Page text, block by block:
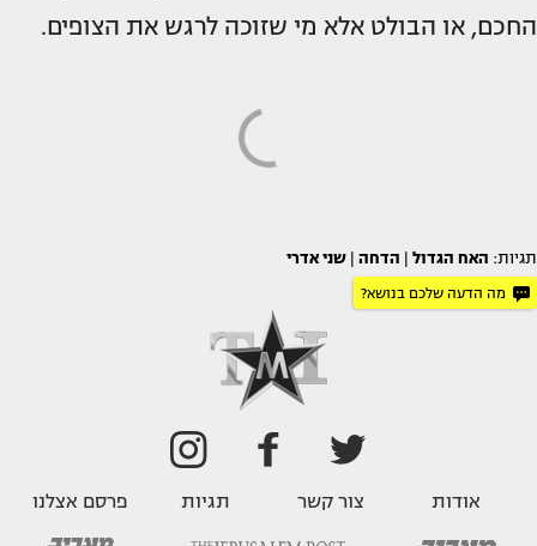
החכם, או הבולט אלא מי שזוכה לרגש את הצופים.
תגיות: האח הגדול הדחה שני אדרי
מה הדעה שלכם בנושא?
אודות צור קשר תגיות פרסם אצלנו